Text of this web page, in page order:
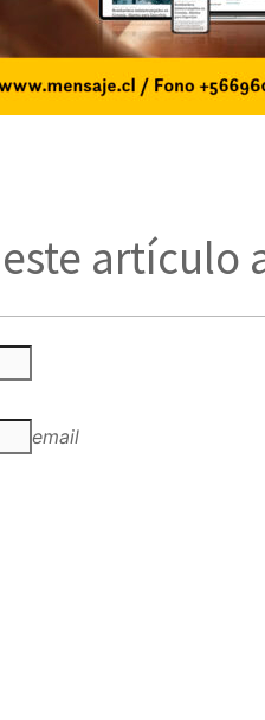
artículo
email